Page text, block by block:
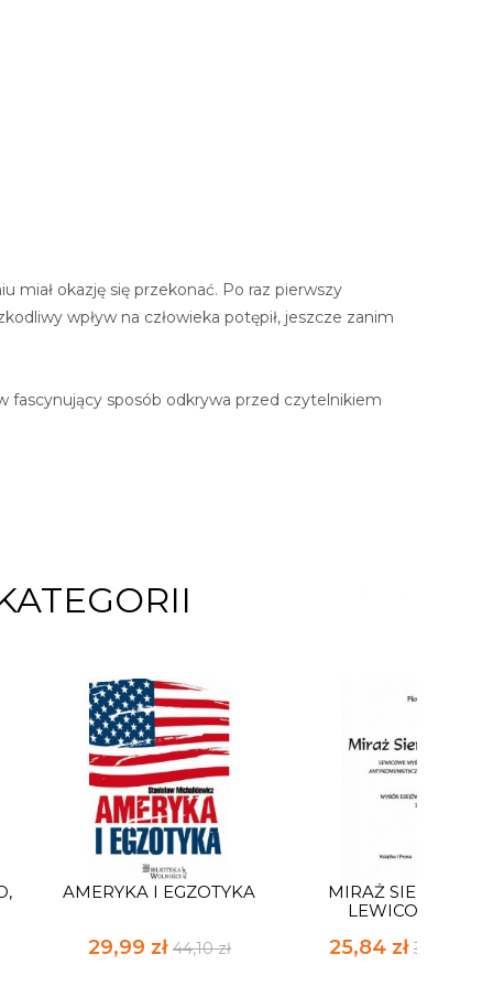
miał okazję się przekonać. Po raz pierwszy
wpływ na człowieka potępił, jeszcze zanim
fascynujący sposób odkrywa przed czytelnikiem
AMERYKA I EGZOTYKA
29,99 zł 44,10 zł
MIRAŻ SIERPNIA.
LEWICOWE...
25,84 zł 38,00 zł